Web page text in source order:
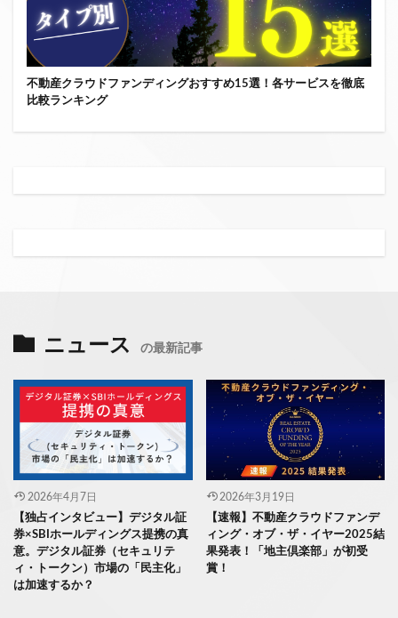
不動産クラウドファンディングおすすめ15選！各サービスを徹底
比較ランキング
ニュース の最新記事
2026年4月7日
【独占インタビュー】デジタル証
券×SBIホールディングス提携の真
意。デジタル証券（セキュリテ
ィ・トークン）市場の「民主化」
は加速するか？
2026年3月19日
【速報】不動産クラウドファンデ
ィング・オブ・ザ・イヤー2025結
果発表！「地主倶楽部」が初受
賞！